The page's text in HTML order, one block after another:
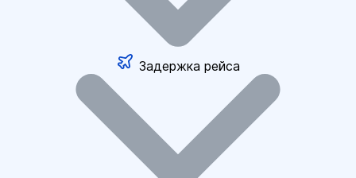
Задержка рейса